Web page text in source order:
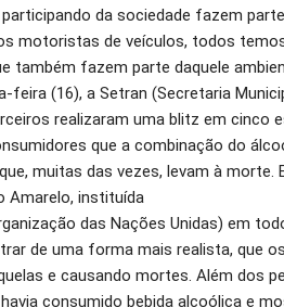
da sociedade fazem
motoristas de veículos, todos
também fazem parte daquele
feira (16), a Setran (Secretaria
realizaram uma blitz em cinco
que a combinação do
muitas das vezes, levam à
Amarelo, instituída
das Nações Unidas) em
de uma forma mais realista, que
e causando mortes. Além dos
consumido bebida alcoólica e